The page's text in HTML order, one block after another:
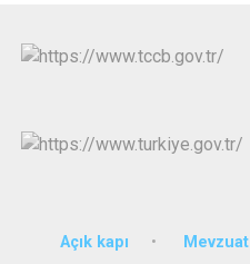
Açık kapı Mevzuat